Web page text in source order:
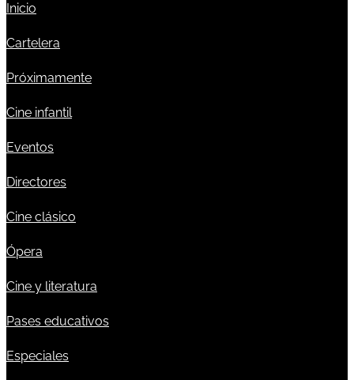
Inicio
Cartelera
Próximamente
Cine infantil
Eventos
Directores
Cine clásico
Ópera
Cine y literatura
Pases educativos
Especiales